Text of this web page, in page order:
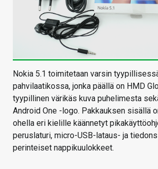
Nokia 5.1 toimitetaan varsin
pahvilaatikossa, jonka päällä on HMD
tyypillinen värikäs kuva puhelimesta
Android One -logo. Pakkauksen sisällä
ohella eri kielille käännetyt
peruslaturi, micro-USB-lataus- ja
perinteiset nappikuulokkeet.